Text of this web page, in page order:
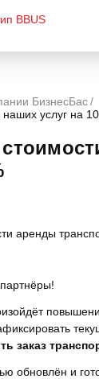
БизнесБас
услуг на
заказ
обновлён и